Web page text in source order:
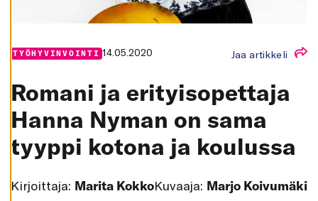
K
I
Y
S
K
TYÖHYVINVOINTI 14.05.2020 Jaa artikkeli
Romani ja erityisopettaja
Hanna Nyman on sama
tyyppi kotona ja koulussa
Kirjoittaja: Marita KokkoKuvaaja: Marjo Koivumäki